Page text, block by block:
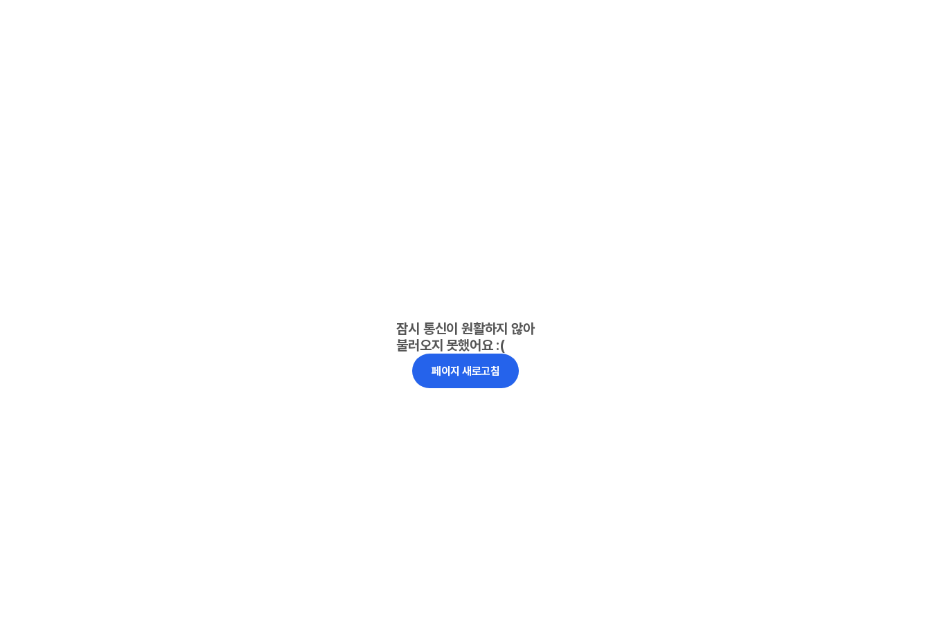
잠시 통신이 원활하지 않아
불러오지 못했어요 :(
페이지 새로고침